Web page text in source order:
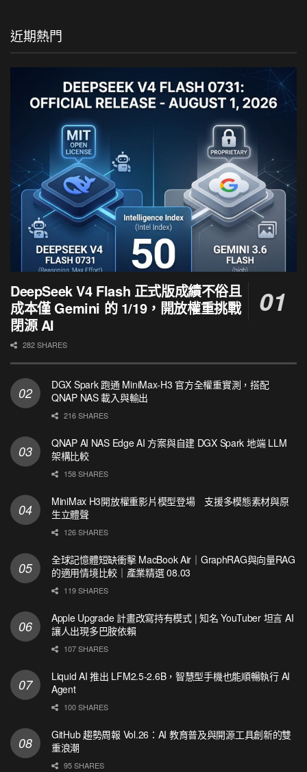
近期熱門
DeepSeek V4 Flash 正式版成績不俗且
成本僅 Gemini 的 1/19，開放權重挑戰
閉源 AI
282 SHARES
DGX Spark 跑通 MiniMax-H3 官方全權重實測，搭配
QNAP NAS 載入與輸出
216 SHARES
QNAP AI NAS Edge AI 方案與自建 DGX Spark 地端 LLM
架構比較
158 SHARES
MiniMax H3開放權重影片模型登場 支援多模態素材與原
生立體聲
126 SHARES
全球記憶體短缺衝擊 MacBook Air｜GraphRAG與向量RAG
的適用情境比較｜產業精選 08.03
119 SHARES
Apple Upgrade 計畫改寫持有模式 | 知名 YouTuber 坦言 AI
讓人出現多巴胺依賴
107 SHARES
Liquid AI 推出 LFM2.5-2.6B，智慧型手機也能順暢執行 AI
Agent
100 SHARES
GitHub 趨勢周報 Vol.26：AI 教育普及與開源工具創新的雙
重浪潮
95 SHARES